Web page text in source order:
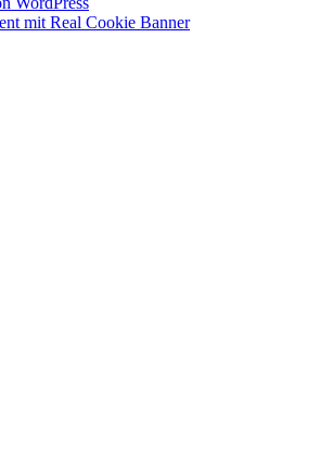
mit Real Cookie Banner